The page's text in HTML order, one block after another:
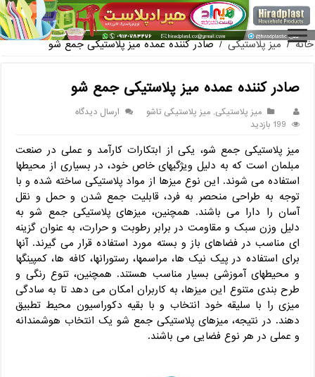
فروش گلدان پ
خانه / میز پلاستیکی / صادر کننده عمده میز پلاستیکی جمع شو
صادر کننده عمده میز پلاستیکی جمع شو
میز پلاستیکی,میز پلاستیکی تاشو
ارسال دیدگاه
199 بازدید
میز پلاستیکی جمع شو، یکی از ابتکارات کارآمد و عملی در صنعت
مبلمان است که به دلیل ویژگیهای خاص خود، در بسیاری از محیطها
استفاده می‌ شوند. این نوع میزها از مواد پلاستیکی ساخته شده و با
توجه به طراحی منحصر به فرد، قابلیت جمع‌ شدن و حمل و نقل
آسان را دارا می‌ باشند. همچنین، میزهای پلاستیکی جمع شو به
دلیل وزن سبک و مقاومت در برابر رطوبت و حرارت، به عنوان گزینه‌
ای مناسب در فضاهای باز و بسته مورد استفاده قرار می‌ گیرند. آنها
برای استفاده در پیک‌ نیک‌ ها، مراسمها، رستورانها، کافه‌ ها، کمپینگها
و محیطهای آموزشی بسیار مناسب هستند. همچنین، تنوع رنگی و
طرح‌ بندی متنوع این میزها، به کاربران امکان می‌ دهد تا به سادگی
میزی را با سلیقه خود انتخاب و با بقیه دکوراسیون محیط تطبیق
دهند. در نتیجه، میزهای پلاستیکی جمع شو یک انتخاب هوشمندانه
و عملی در هر نوع فضایی می‌ باشند.